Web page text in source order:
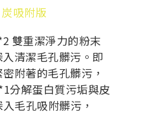
吸附版
雙重潔淨力的粉末
清潔毛孔髒污。即
附著的毛孔髒污，
分解蛋白質污垢與皮
毛孔吸附髒污，